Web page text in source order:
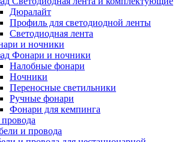
Дюралайт
Профиль для светодиодной ленты
Светодиодная лента
и ночники
Фонари и ночники
Налобные фонари
Ночники
Переносные светильники
Ручные фонари
Фонари для кемпинга
и провода